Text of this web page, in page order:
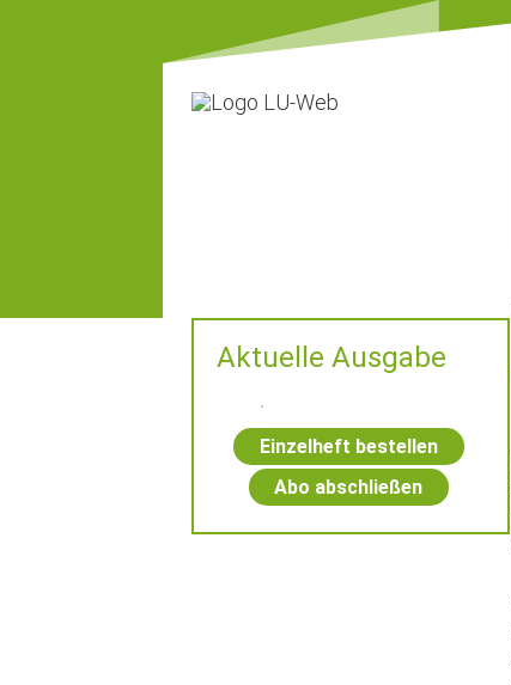
Aktuelle Ausgabe
Einzelheft bestellen
Abo abschließen